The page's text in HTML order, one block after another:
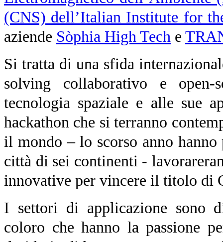
(CNS) dell’Italian Institute for
aziende Sòphia High Tech e
Si tratta di una sfida
solving collaborativo e
tecnologia spaziale e alle sue
hackathon che si terranno
il mondo – lo scorso anno
città di sei continenti -
innovative per vincere il titolo di
I settori di applicazione sono
coloro che hanno la passione